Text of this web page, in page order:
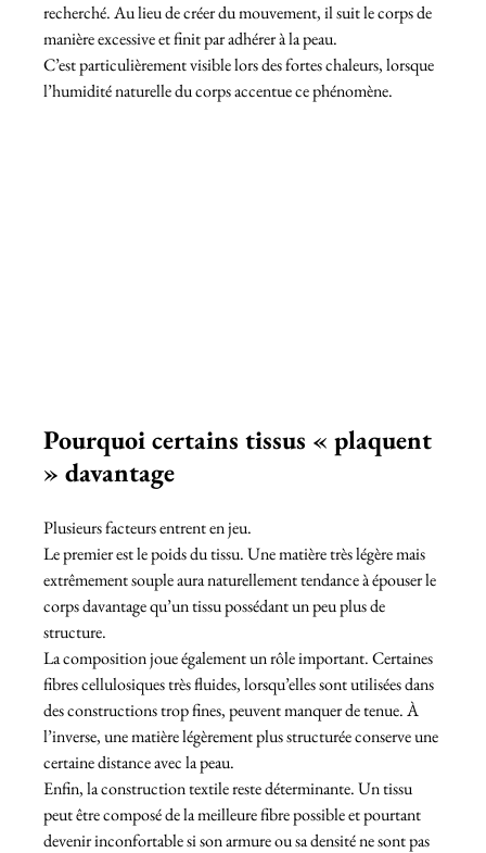
recherché. Au lieu de créer du mouvement, il suit le corps de
manière excessive et finit par adhérer à la peau.
C’est particulièrement visible lors des fortes chaleurs, lorsque
l’humidité naturelle du corps accentue ce phénomène.
Pourquoi certains tissus « plaquent
» davantage
Plusieurs facteurs entrent en jeu.
Le premier est le poids du tissu. Une matière très légère mais
extrêmement souple aura naturellement tendance à épouser le
corps davantage qu’un tissu possédant un peu plus de
structure.
La composition joue également un rôle important. Certaines
fibres cellulosiques très fluides, lorsqu’elles sont utilisées dans
des constructions trop fines, peuvent manquer de tenue. À
l’inverse, une matière légèrement plus structurée conserve une
certaine distance avec la peau.
Enfin, la construction textile reste déterminante. Un tissu
peut être composé de la meilleure fibre possible et pourtant
devenir inconfortable si son armure ou sa densité ne sont pas